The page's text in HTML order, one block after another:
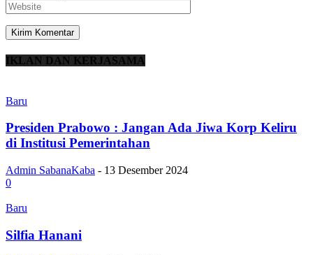
IKLAN DAN KERJASAMA
Baru
Presiden Prabowo : Jangan Ada Jiwa Korp Keliru
di Institusi Pemerintahan
Admin SabanaKaba - 13 Desember 2024
0
Baru
Silfia Hanani